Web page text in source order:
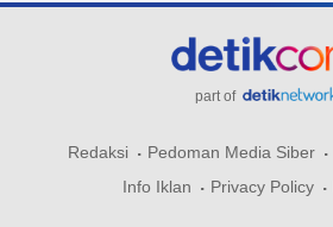
part of
Redaksi Pedoman Media Siber
Info Iklan
Privacy Policy